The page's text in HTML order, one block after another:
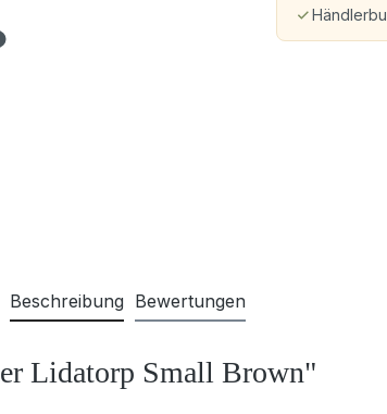
Beschreibung Bewertungen
Lidatorp Small Brown"